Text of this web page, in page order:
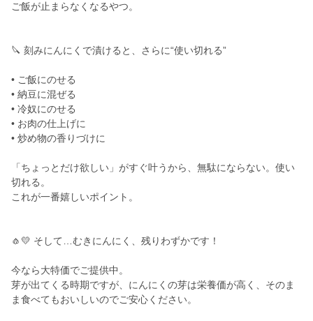
ご飯が止まらなくなるやつ。
🔪 刻みにんにくで漬けると、さらに“使い切れる”
• ご飯にのせる
• 納豆に混ぜる
• 冷奴にのせる
• お肉の仕上げに
• 炒め物の香りづけに
「ちょっとだけ欲しい」がすぐ叶うから、無駄にならない。使い
切れる。
これが一番嬉しいポイント。
🧄💛 そして…むきにんにく、残りわずかです！
今なら大特価でご提供中。
芽が出てくる時期ですが、にんにくの芽は栄養価が高く、そのま
ま食べてもおいしいのでご安心ください。